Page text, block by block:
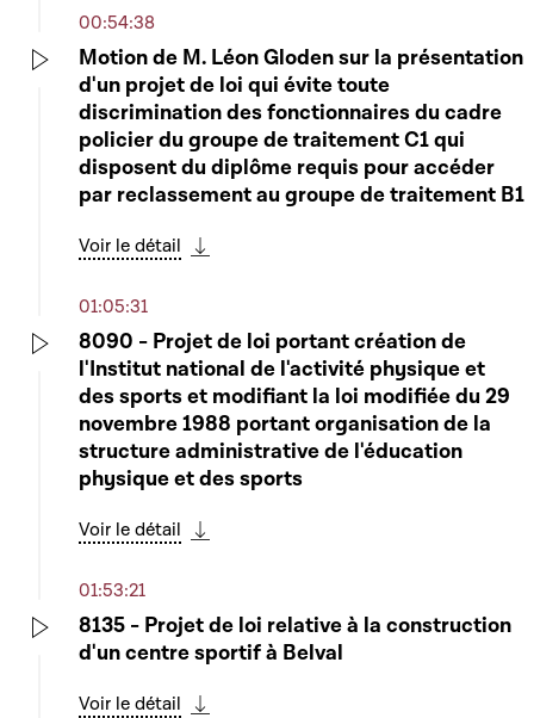
00:54:38
Motion de M. Léon Gloden sur la présentation
d'un projet de loi qui évite toute
discrimination des fonctionnaires du cadre
policier du groupe de traitement C1 qui
disposent du diplôme requis pour accéder
par reclassement au groupe de traitement B1
Voir le détail
01:05:31
8090 - Projet de loi portant création de
l'Institut national de l'activité physique et
des sports et modifiant la loi modifiée du 29
novembre 1988 portant organisation de la
structure administrative de l'éducation
physique et des sports
Voir le détail
01:53:21
8135 - Projet de loi relative à la construction
d'un centre sportif à Belval
Voir le détail